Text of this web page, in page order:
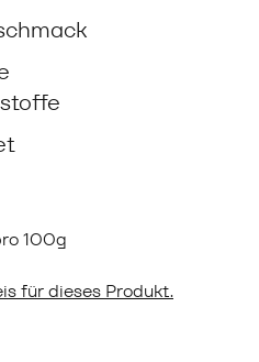
100g
für dieses Produkt.